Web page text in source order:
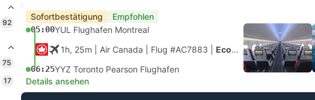
92
75
17
Sofortbestätigung Empfohlen
05:00YUL Flughafen Montreal
1h, 25m | Air Canada Flug #AC7883 Economy
06:25YYZ Toronto Pearson Flughafen
Details ansehen